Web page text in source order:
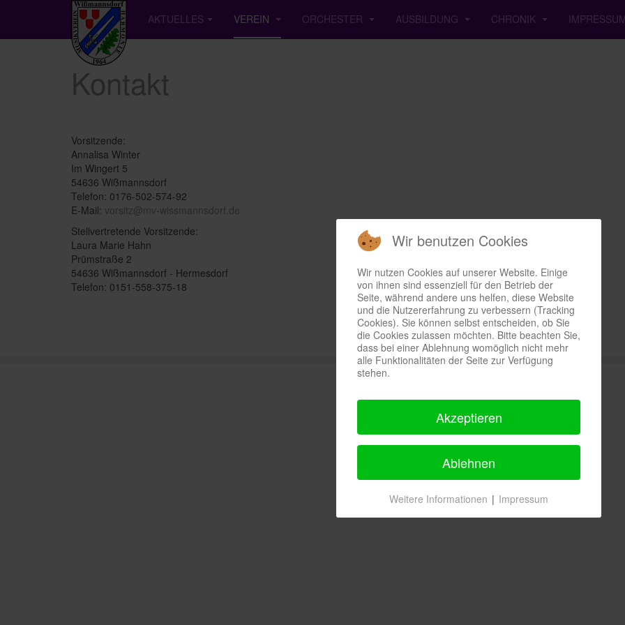
AKTUELLES VEREIN ORCHESTER AUSBILDUNG CHRONIK IMPRESSUM
Kontakt
Vorsitzende:
Annalisa Winter
Im Wingert 5
54636 Wißmannsdorf
Telefon: 0176-502-574-92
E-Mail: vorsitz@mv-wissmannsdorf.de
Stellvertretende Vorsitzende:
Laura Marie Hahn
Prümstraße 2
54636 Wißmannsdorf - Hermesdorf
Telefon: 0151-558-375-18
Wir benutzen Cookies
Wir nutzen Cookies auf unserer Website. Einige
von ihnen sind essenziell für den Betrieb der
Seite, während andere uns helfen, diese Website
und die Nutzererfahrung zu verbessern (Tracking
Cookies). Sie können selbst entscheiden, ob Sie
die Cookies zulassen möchten. Bitte beachten Sie,
dass bei einer Ablehnung womöglich nicht mehr
alle Funktionalitäten der Seite zur Verfügung
stehen.
Akzeptieren
Ablehnen
Weitere Informationen | Impressum